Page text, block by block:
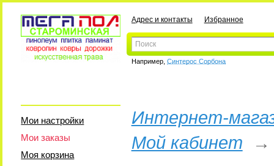
Адрес и контакты Избранное
Например, Синтерос Сорбона
Мои настройки
Мои заказы
Моя корзина
Интернет-
Мой кабинет